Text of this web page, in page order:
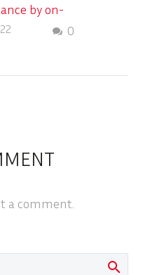
by on-
of C 0
a comment.